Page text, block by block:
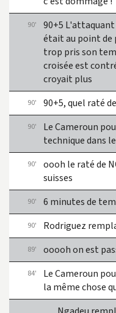
84'
Le Cameroun
la même chose
89' ooooh on est
90' Rodriguez
90' 6 minutes de
90'
oooh le raté de
suisses
90'
Le Cameroun
technique dans
90' 90+5, quel raté
90'
90+5
était au point de
trop pris son
croisée est
croyait plus